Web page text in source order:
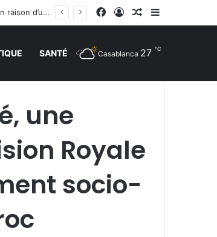
Trébuchement administratif en France : la justice donne raison à un jeune homme rejeté de la police en raison d’une trace de prière Facebook
Connexion
Article Aléatoire
Sidebar
SANTÉ Casablanca 27 ℃
une
Royale
socio-